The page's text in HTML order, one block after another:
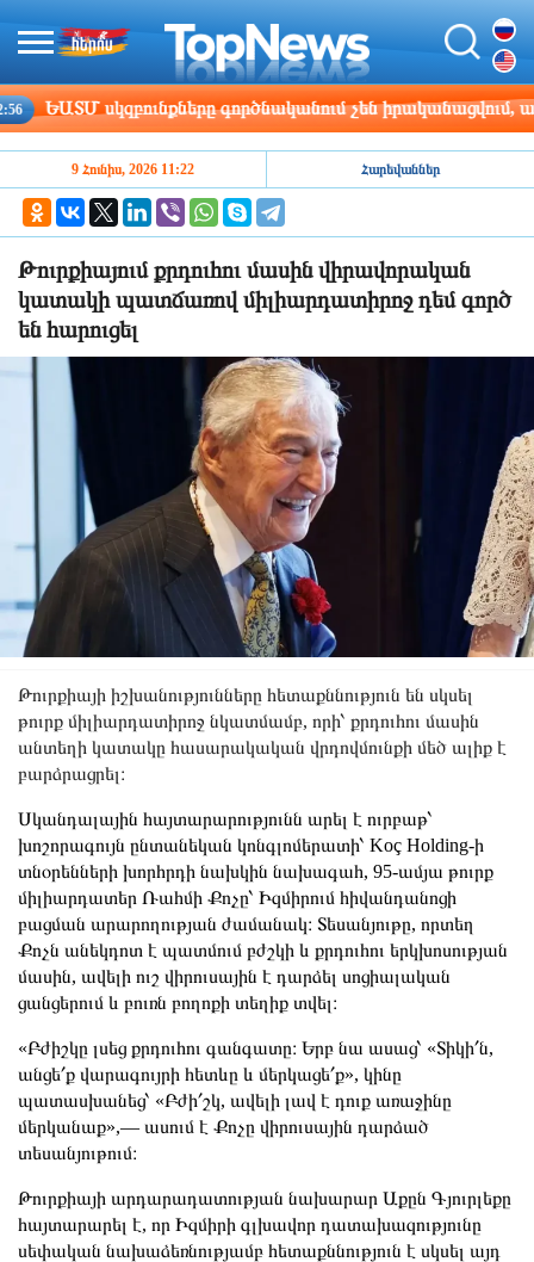
սկզբունքները գործնականում չեն իրականացվում, ասել
9 Հունիս, 2026 11:22 Հարեվաններ
Թուրքիայում քրդուհու մասին վիրավորական
կատակի պատճառով միլիարդատիրոջ դեմ գործ
են հարուցել
Թուրքիայի իշխանությունները հետաքննություն են սկսել
թուրք միլիարդատիրոջ նկատմամբ, որի՝ քրդուհու մասին
անտեղի կատակը հասարակական վրդովմունքի մեծ ալիք է
բարձրացրել։
Սկանդալային հայտարարությունն արել է ուրբաթ՝
խոշորագույն ընտանեկան կոնգլոմերատի՝ Koç Holding-ի
տնօրենների խորհրդի նախկին նախագահ, 95-ամյա թուրք
միլիարդատեր Ռահմի Քոչը՝ Իզմիրում հիվանդանոցի
բացման արարողության ժամանակ։ Տեսանյութը, որտեղ
Քոչն անեկդոտ է պատմում բժշկի և քրդուհու երկխոսության
մասին, ավելի ուշ վիրուսային է դարձել սոցիալական
ցանցերում և բուռն բողոքի տեղիք տվել։
«Բժիշկը լսեց քրդուհու գանգատը։ Երբ նա ասաց՝ «Տիկի՛ն,
անցե՛ք վարագույրի հետևը և մերկացե՛ք», կինը
պատասխանեց՝ «Բժի՛շկ, ավելի լավ է դուք առաջինը
մերկանաք»,— ասում է Քոչը վիրուսային դարձած
տեսանյութում։
Թուրքիայի արդարադատության նախարար Աքըն Գյուրլեքը
հայտարարել է, որ Իզմիրի գլխավոր դատախազությունը
սեփական նախաձեռնությամբ հետաքննություն է սկսել այդ